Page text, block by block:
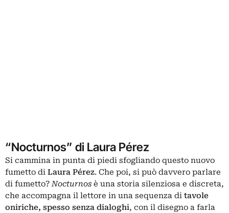
“Nocturnos” di Laura Pérez
Si cammina in punta di piedi sfogliando questo nuovo
fumetto di Laura Pérez. Che poi, si può davvero parlare
di fumetto?Nocturnos è una storia silenziosa e discreta,
che accompagna il lettore in una sequenza di tavole
oniriche, spesso senza dialoghi, con il disegno a farla